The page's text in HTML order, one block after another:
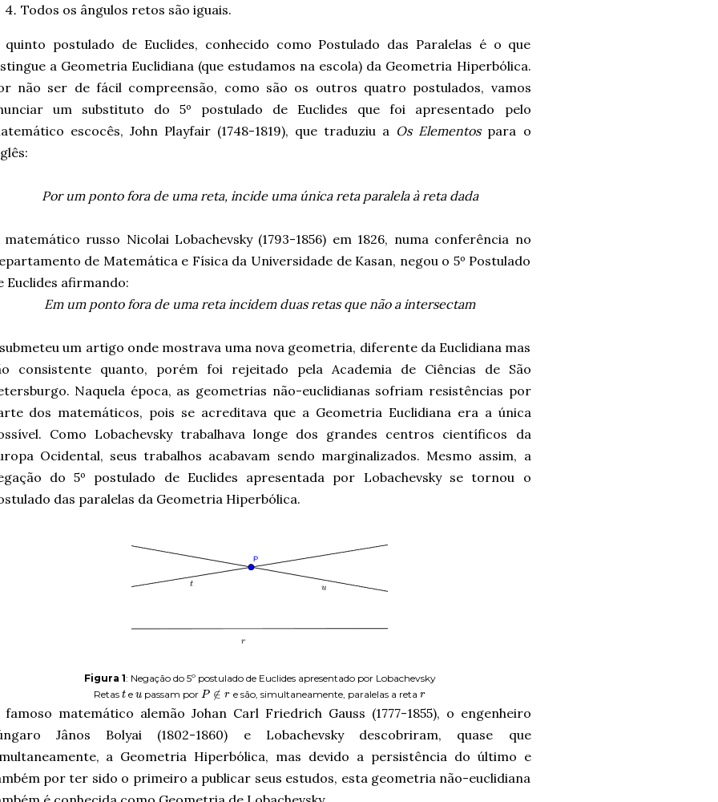
Todos os ângulos retos são iguais.
quinto postulado de Euclides, conhecido como Postulado das Paralelas é o que
a Geometria Euclidiana (que estudamos na escola) da Geometria Hiperbólica.
não ser de fácil compreensão, como são os outros quatro postulados, vamos
um substituto do 5º postulado de Euclides que foi apresentado pelo
escocês, John Playfair (1748-1819), que traduziu a Os Elementospara o
Por um ponto fora de uma reta, incide uma única reta paralela à reta dada
matemático russo Nicolai Lobachevsky (1793-1856) em 1826, numa conferência no
de Matemática e Física da Universidade de Kasan, negou o 5º Postulado
Euclides afirmando:
Em um ponto fora de uma reta incidem duas retas que não a intersectam
um artigo onde mostrava uma nova geometria, diferente da Euclidiana mas
consistente quanto, porém foi rejeitado pela Academia de Ciências de São
Naquela época, as geometrias não-euclidianas sofriam resistências por
dos matemáticos, pois se acreditava que a Geometria Euclidiana era a única
Como Lobachevsky trabalhava longe dos grandes centros científicos da
Ocidental, seus trabalhos acabavam sendo marginalizados. Mesmo assim, a
do 5º postulado de Euclides apresentada por Lobachevsky se tornou o
das paralelas da Geometria Hiperbólica.
Figura 1: Negação do 5º postulado de Euclides apresentado por Lobachevsky
Retas te u passam por P ∉ r e são, simultaneamente, paralelas a reta r
famoso matemático alemão Johan Carl Friedrich Gauss (1777-1855), o engenheiro
Jânos Bolyai (1802-1860) e Lobachevsky descobriram, quase que
a Geometria Hiperbólica, mas devido a persistência do último e
por ter sido o primeiro a publicar seus estudos, esta geometria não-euclidiana